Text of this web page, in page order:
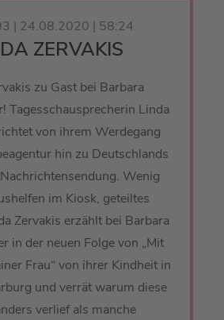
| 24.08.2020 | 58:24
ZERVAKIS
zu Gast bei Barbara
Tagesschausprecherin Linda
von ihrem Werdegang
hin zu Deutschlands
Wenig
im Kiosk, geteiltes
Zervakis erzählt bei Barbara
in der neuen Folge von „Mit
Frau“ von ihrer Kindheit in
und verrät warum diese
verlief als manche